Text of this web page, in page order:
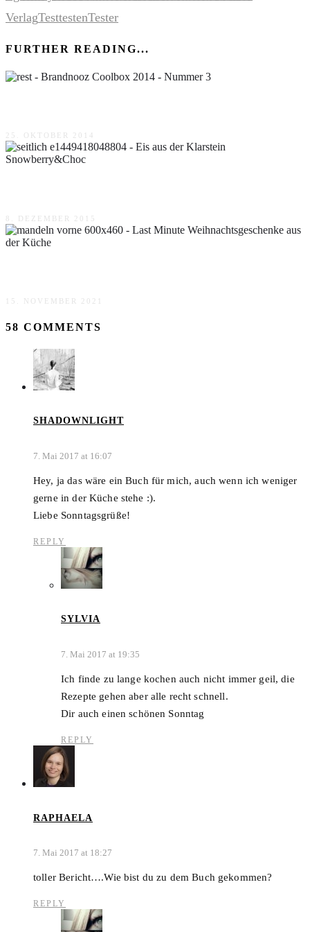
VerlagTesttestenTester
FURTHER READING...
25. OKTOBER 2014
8. DEZEMBER 2015
15. NOVEMBER 2021
58 COMMENTS
SHADOWNLIGHT
7. Mai 2017 at 16:07
Hey, ja das wäre ein Buch für mich, auch wenn ich weniger
gerne in der Küche stehe :).
Liebe Sonntagsgrüße!
REPLY
SYLVIA
7. Mai 2017 at 19:35
Ich finde zu lange kochen auch nicht immer geil, die
Rezepte gehen aber alle recht schnell.
Dir auch einen schönen Sonntag
REPLY
RAPHAELA
7. Mai 2017 at 18:27
toller Bericht….Wie bist du zu dem Buch gekommen?
REPLY